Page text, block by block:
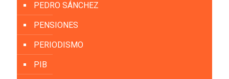
PEDRO SÁNCHEZ
PENSIONES
PERIODISMO
PIB